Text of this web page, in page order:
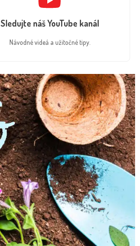
Sledujte náš YouTube kanál
Návodné videá a užitočné tipy.